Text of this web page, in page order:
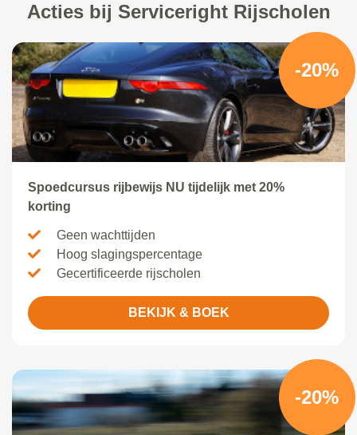
Acties bij Serviceright Rijscholen
-20%
Spoedcursus rijbewijs NU tijdelijk met 20%
korting
Geen wachttijden
Hoog slagingspercentage
Gecertificeerde rijscholen
BEKIJK & BOEK
-20%